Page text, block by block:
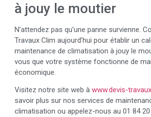
à jouy le moutier
N’attendez pas qu’une panne survienne.
Travaux Clim aujourd’hui pour établir un
maintenance de climatisation à jouy le
vous que votre système fonctionne de
économique.
Visitez notre site web à www.devis-
savoir plus sur nos services de
climatisation ou appelez-nous au 01 84